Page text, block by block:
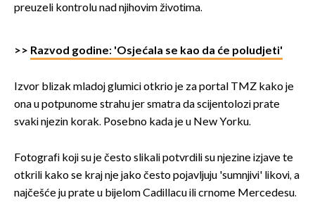
preuzeli kontrolu nad njihovim životima.
>> Razvod godine: 'Osjećala se kao da će poludjeti'
Izvor blizak mladoj glumici otkrio je za portal TMZ kako je
ona u potpunome strahu jer smatra da scijentolozi prate
svaki njezin korak. Posebno kada je u New Yorku.
Fotografi koji su je često slikali potvrdili su njezine izjave te
otkrili kako se kraj nje jako često pojavljuju 'sumnjivi' likovi, a
najčešće ju prate u bijelom Cadillacu ili crnome Mercedesu.